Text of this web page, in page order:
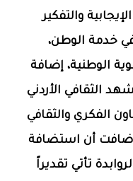
والتفكير
في خدمة الوطن،
الوطنية، إضافة
الثقافي الأردني
الفكري والثقافي
أن استضافة
تأتي تقديراً